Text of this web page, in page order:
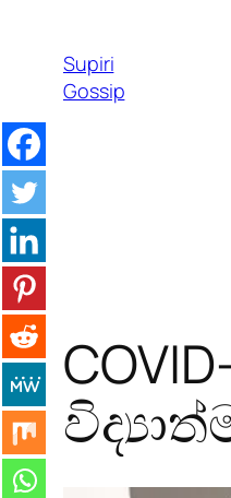
contentSupiri
Gossip